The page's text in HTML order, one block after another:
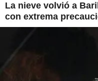
La nieve volvió a
con extrema